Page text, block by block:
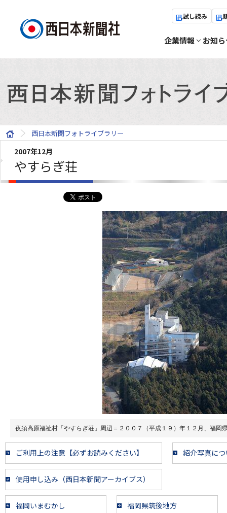
試し読み
企業情報 お知
西日本新聞フォトライブラリー
2007年12月
やすらぎ荘
夜須高原福祉村「やすらぎ荘」周辺＝２００７（平成１９）年１２月、福岡
ご利用上の注意【必ずお読みください】 紹介写真に
使用申し込み（西日本新聞アーカイブス）
福岡いまむかし 福岡県筑後地方